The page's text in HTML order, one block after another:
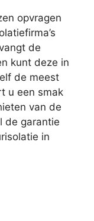
opvragen
de
kunt deze in
de meest
u een smak
van de
de garantie
in